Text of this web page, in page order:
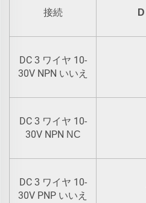
接続 D
DC 3 ワイヤ 10-
30V NPN いいえ
DC 3 ワイヤ 10-
30V NPN NC
DC 3 ワイヤ 10-
30V PNP いいえ